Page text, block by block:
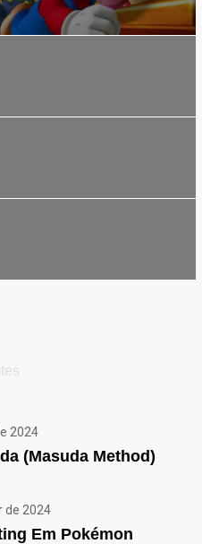
2024
(Masuda Method)
de 2024
Em Pokémon